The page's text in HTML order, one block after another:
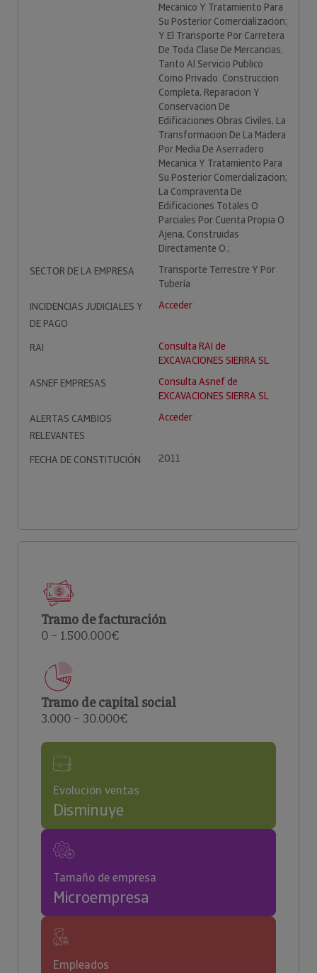
Mecanico Y Tratamiento Para
Su Posterior Comercializacion;
Y El Transporte Por Carretera
De Toda Clase De Mercancias,
Tanto Al Servicio Publico
Como Privado. Construccion
Completa, Reparacion Y
Conservacion De
Edificaciones Obras Civiles, La
Transformacion De La Madera
Por Media De Aserradero
Mecanica Y Tratamiento Para
Su Posterior Comercializacion;
La Compraventa De
Edificaciones Totales O
Parciales Por Cuenta Propia O
Ajena, Construidas
Directamente O.;
SECTOR DE LA EMPRESA
Transporte Terrestre Y Por
Tubería
INCIDENCIAS JUDICIALES Y
DE PAGO
Acceder
RAI
Consulta RAI de
EXCAVACIONES SIERRA SL
ASNEF EMPRESAS
Consulta Asnef de
EXCAVACIONES SIERRA SL
ALERTAS CAMBIOS
RELEVANTES
Acceder
FECHA DE CONSTITUCIÓN 2011
Tramo de facturación
0 – 1.500.000€
Tramo de capital social
3.000 – 30.000€
Evolución ventas
Disminuye
Tamaño de empresa
Microempresa
Empleados